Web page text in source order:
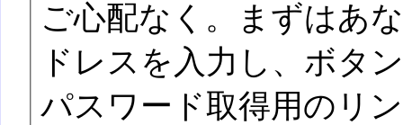
ご心配なく。まずはあ
ドレスを入力し、ボタ
パスワード取得用のリ